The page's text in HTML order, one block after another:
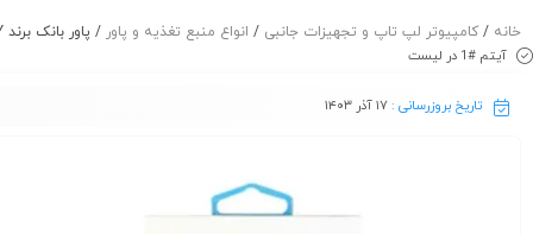
خانه / کامپیوتر لپ تاپ و تجهیزات جانبی / انواع منبع تغذیه و پاور / پاور بانک برند VERITY مدل VPH145B-20PD ظرفیت ۲۰۰۰۰mAh
آیتم #1 در لیست
تاریخ بروزرسانی :۱۷ آذر ۱۴۰۳